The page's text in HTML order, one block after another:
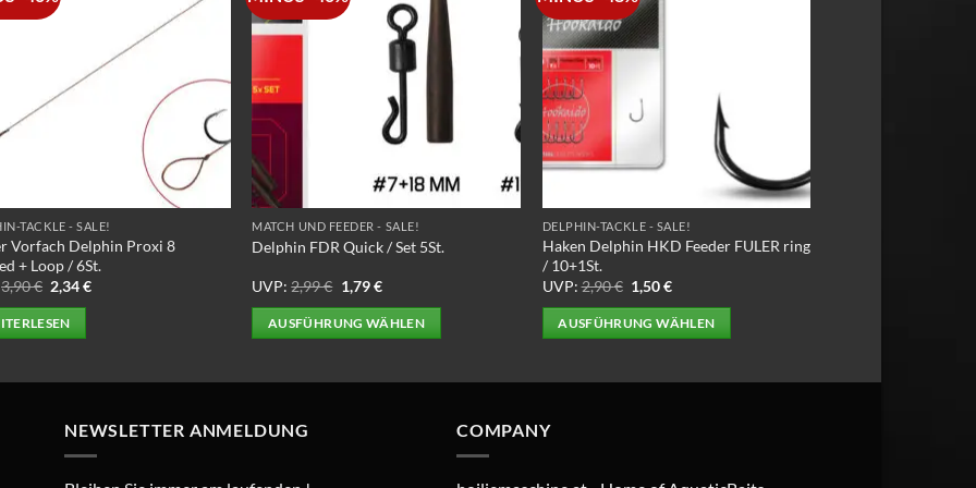
TACKLE - SALE!
Vorfach Delphin Proxi 8
+ Loop / 6St.
3,90€ Ursprünglicher
Preis
war:
3,90 €
2,34€Aktueller
MATCH UND FEEDER - SALE!
Delphin FDR Quick / Set 5St.
UVP: 2,99€ Ursprünglicher
Preis
war:
2,99 €
1,79€Aktueller
ist:
1,79 €.
AUSFÜHRUNG WÄHLEN
mehrere
DELPHIN-TACKLE - SALE!
Haken Delphin HKD Feeder FULER ring
/ 10+1St.
UVP: 2,90€ Ursprünglicher
Preis
war:
2,90 €
1,50€Aktueller
ist:
1,50 €.
AUSFÜHRUNG WÄHLEN
mehrere
NEWSLETTER ANMELDUNG COMPANY